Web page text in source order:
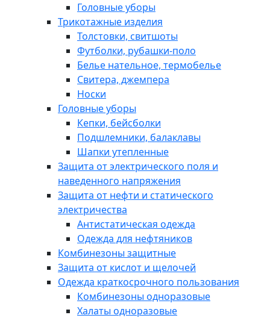
Головные уборы
Трикотажные изделия
Толстовки, свитшоты
Футболки, рубашки-поло
Белье нательное, термобелье
Свитера, джемпера
Носки
Головные уборы
Кепки, бейсболки
Подшлемники, балаклавы
Шапки утепленные
Защита от электрического поля и
наведенного напряжения
Защита от нефти и статического
электричества
Антистатическая одежда
Одежда для нефтяников
Комбинезоны защитные
Защита от кислот и щелочей
Одежда краткосрочного пользования
Комбинезоны одноразовые
Халаты одноразовые